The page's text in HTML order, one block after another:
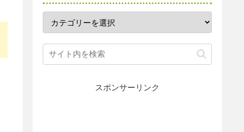
スポンサーリンク